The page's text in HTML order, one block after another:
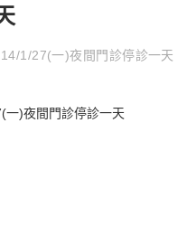
1/27(一)夜間門診停診一天